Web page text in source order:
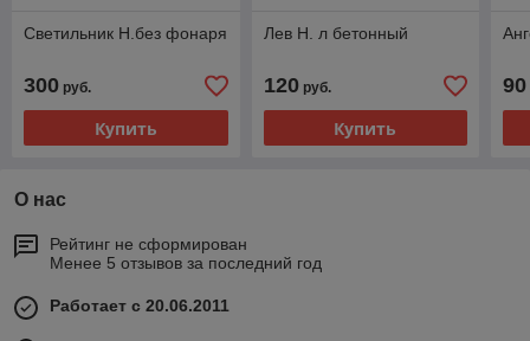
Светильник Н.без фонаря
300 руб.
Купить
Лев Н. л бетонный
120руб.
Купить
90
О нас
Рейтинг не сформирован
Менее 5 отзывов за последний год
Работает с 20.06.2011